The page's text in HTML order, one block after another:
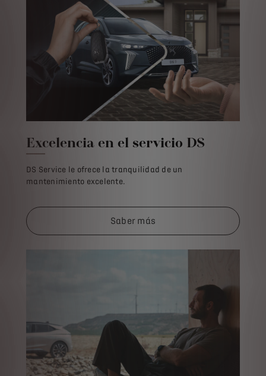
Excelencia en el servicio DS
DS Service le ofrece la tranquilidad de un
mantenimiento excelente.
Saber más